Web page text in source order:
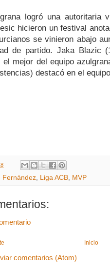
logró una autoritaria
hicieron un festival
se vinieron abajo
de partido. Jaka Blazic
el mejor del equipo
destacó en el
Fernández, Liga ACB, MVP
Inicio
comentarios (Atom)